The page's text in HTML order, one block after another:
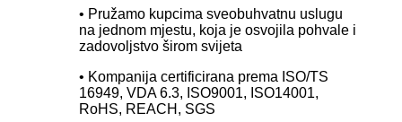
• Pružamo kupcima sveobuhvatnu uslugu
na jednom mjestu, koja je osvojila pohvale i
zadovoljstvo širom svijeta
• Kompanija certificirana prema ISO/TS
16949, VDA 6.3, ISO9001, ISO14001,
RoHS, REACH, SGS